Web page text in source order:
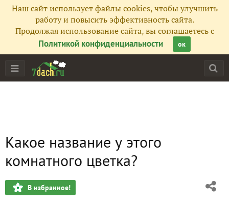
Наш сайт использует файлы cookies, чтобы улучшить
работу и повысить эффективность сайта.
Продолжая использование сайта, вы соглашаетесь с
Политикой конфиденциальности
ок
Какое название у этого
комнатного цветка?
В избранное!